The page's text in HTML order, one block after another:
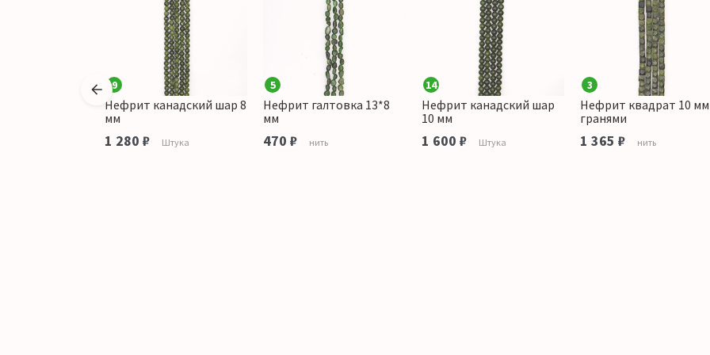
9
Нефрит канадский шар 8
мм
1 280 ₽ Штука
5
Нефрит галтовка 13*8
мм
470 ₽ нить
14
Нефрит канадский шар
10 мм
1 600 ₽ Штука
3
Нефрит квадрат 10 мм
гранями
1 365 ₽ нить